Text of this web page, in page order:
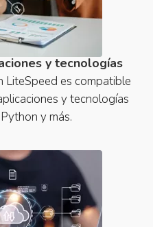
y tecnologías
es compatible
y tecnologías
y más.